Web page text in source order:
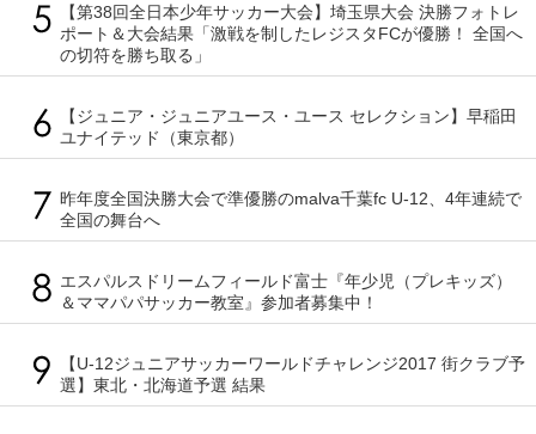
【第38回全日本少年サッカー大会】埼玉県大会 決勝フォトレ
ポート＆大会結果「激戦を制したレジスタFCが優勝！ 全国へ
の切符を勝ち取る」
【ジュニア・ジュニアユース・ユース セレクション】早稲田
ユナイテッド（東京都）
昨年度全国決勝大会で準優勝のmalva千葉fc U-12、4年連続で
全国の舞台へ
エスパルスドリームフィールド富士『年少児（プレキッズ）
＆ママパパサッカー教室』参加者募集中！
【U-12ジュニアサッカーワールドチャレンジ2017 街クラブ予
選】東北・北海道予選 結果